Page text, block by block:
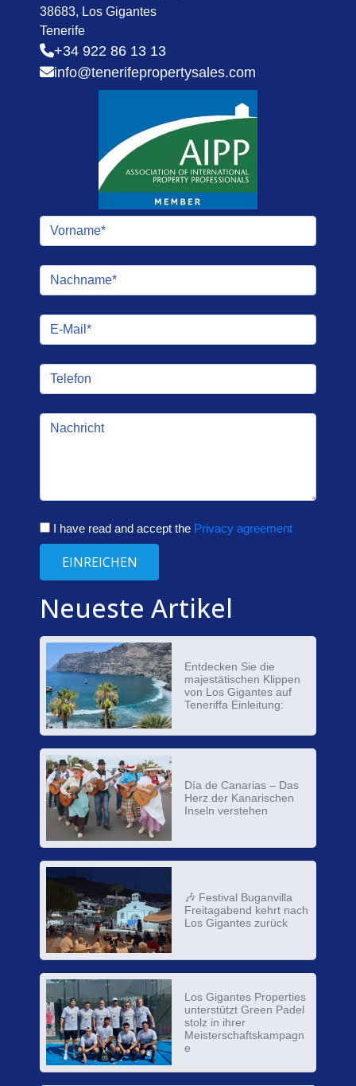
38683, Los Gigantes
Tenerife
+34 922 86 13 13
info@tenerifepropertysales.com
I have read and accept the Privacy agreement
EINREICHEN
Neueste Artikel
Entdecken Sie die
majestätischen Klippen
von Los Gigantes auf
Teneriffa Einleitung:
Día de Canarias – Das
Herz der Kanarischen
Inseln verstehen
🎶 Festival Buganvilla
Freitagabend kehrt nach
Los Gigantes zurück
Los Gigantes Properties
unterstützt Green Padel
stolz in ihrer
Meisterschaftskampagn
e